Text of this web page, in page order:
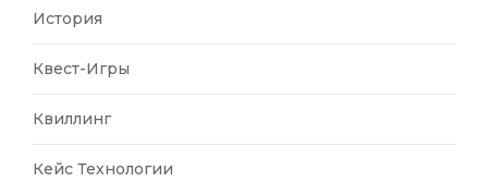
История
Квест-Игры
Квиллинг
Кейс Технологии